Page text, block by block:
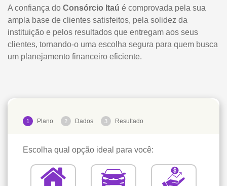
A confiança do Consórcio Itaú é comprovada pela sua
ampla base de clientes satisfeitos, pela solidez da
instituição e pelos resultados que entregam aos seus
clientes, tornando-o uma escolha segura para quem busca
um planejamento financeiro eficiente.
1 Plano 2 Dados 3 Resultado
Escolha qual opção ideal para você: